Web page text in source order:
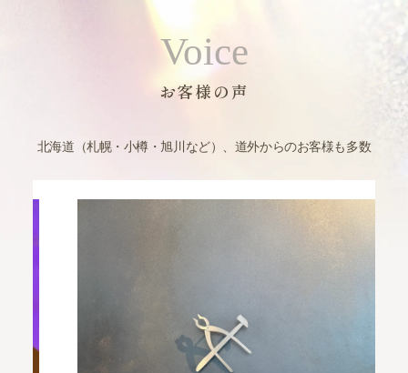
Voice
お客様の声
北海道（札幌・小樽・旭川など）、道外からのお客様も多数